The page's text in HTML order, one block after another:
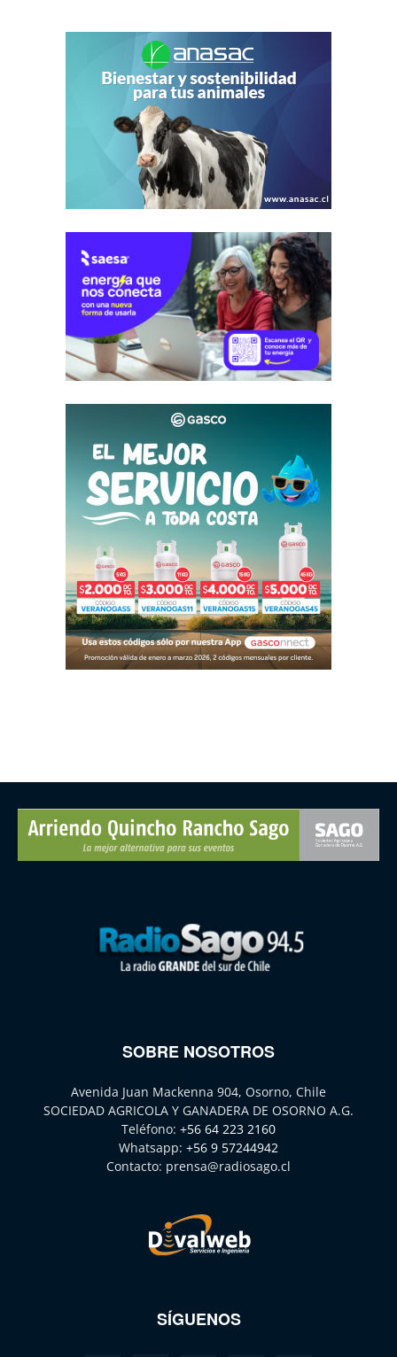
SOBRE NOSOTROS
Avenida Juan Mackenna 904, Osorno, Chile
SOCIEDAD AGRICOLA Y GANADERA DE OSORNO A.G.
Teléfono: +56 64 223 2160
Whatsapp: +56 9 57244942
Contacto: prensa@radiosago.cl
SÍGUENOS